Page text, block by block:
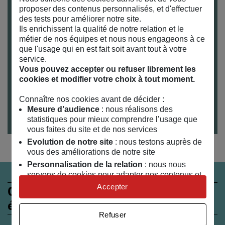
A partir de 7 ans
Durée : 1h30
Activité à partager en famille ou binôme
parent/enfant
Gratuit sur inscription (une inscription par
participant)
Veuillez présenter votre billet à l’entrée
Pour venir au MAIF SOCIAL CLUB et connaître nos
horaires : toutes nos infos pratiquesici
Ces évènements peuvent
également vous intéresser
proposer des contenus personnalisés, et d'effectuer
des tests pour améliorer notre site.
Ils enrichissent la qualité de notre relation et le
métier de nos équipes et nous nous engageons à ce
que l'usage qui en est fait soit avant tout à votre
service.
Vous pouvez accepter ou refuser librement les
cookies et modifier votre choix à tout moment.
Connaître nos cookies avant de décider :
Mesure d’audience: nous réalisons des
statistiques pour mieux comprendre l’usage que
vous faites du site et de nos services
Evolution de notre site: nous testons auprès de
vous des améliorations de notre site
Personnalisation de la relation : nous nous
servons de cookies pour adapter nos contenus et
personnaliser nos offres
Univers publicitaire: nous utilisons avec nos
publicités personnalisées
Refuser
Accepter